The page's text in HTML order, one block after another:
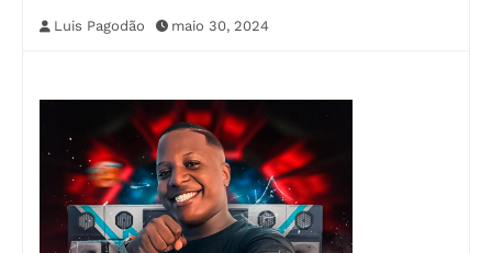
Luis Pagodão maio 30, 2024